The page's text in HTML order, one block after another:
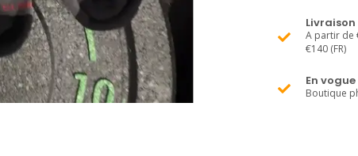
A partir de
€140 (FR)
En
Boutique